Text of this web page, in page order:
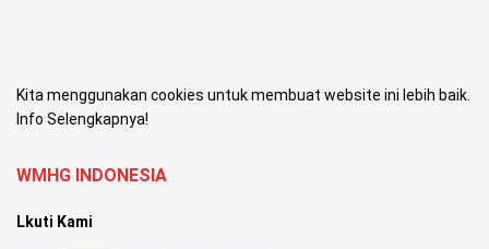
Kita menggunakan cookies untuk membuat website ini lebih baik.
Info Selengkapnya!
WMHG INDONESIA
Lkuti Kami